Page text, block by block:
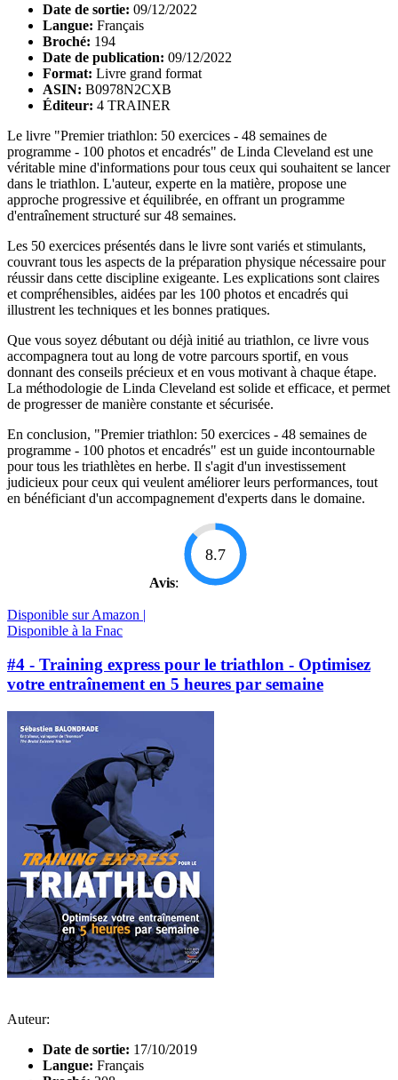
Date de sortie: 09/12/2022
Langue: Français
Broché: 194
Date de publication: 09/12/2022
Format: Livre grand format
ASIN: B0978N2CXB
Éditeur: 4 TRAINER
Le livre "Premier triathlon: 50 exercices - 48 semaines de
programme - 100 photos et encadrés" de Linda Cleveland est une
véritable mine d'informations pour tous ceux qui souhaitent se lancer
dans le triathlon. L'auteur, experte en la matière, propose une
approche progressive et équilibrée, en offrant un programme
d'entraînement structuré sur 48 semaines.
Les 50 exercices présentés dans le livre sont variés et stimulants,
couvrant tous les aspects de la préparation physique nécessaire pour
réussir dans cette discipline exigeante. Les explications sont claires
et compréhensibles, aidées par les 100 photos et encadrés qui
illustrent les techniques et les bonnes pratiques.
Que vous soyez débutant ou déjà initié au triathlon, ce livre vous
accompagnera tout au long de votre parcours sportif, en vous
donnant des conseils précieux et en vous motivant à chaque étape.
La méthodologie de Linda Cleveland est solide et efficace, et permet
de progresser de manière constante et sécurisée.
En conclusion, "Premier triathlon: 50 exercices - 48 semaines de
programme - 100 photos et encadrés" est un guide incontournable
pour tous les triathlètes en herbe. Il s'agit d'un investissement
judicieux pour ceux qui veulent améliorer leurs performances, tout
en bénéficiant d'un accompagnement d'experts dans le domaine.
Avis:
8.7
Disponible sur Amazon |
Disponible à la Fnac
#4 - Training express pour le triathlon - Optimisez
votre entraînement en 5 heures par semaine
Auteur:
Date de sortie: 17/10/2019
Langue: Français